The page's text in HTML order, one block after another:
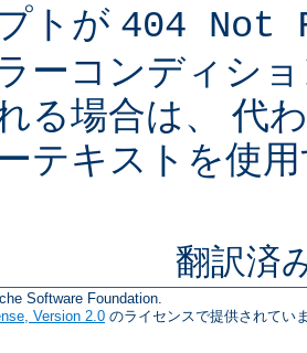
トが 404 Not
ーコンディシ
る場合は、 代
テキストを使
翻訳済
Software Foundation.
Version 2.0 のライセンスで提供されてい